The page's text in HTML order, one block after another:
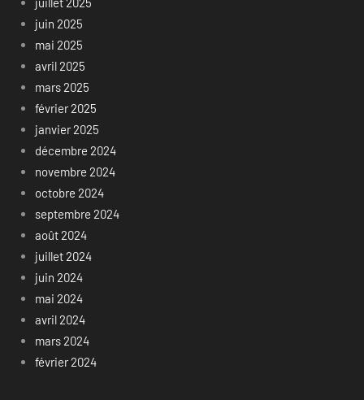
juin 2025
mai 2025
avril 2025
mars 2025
février 2025
janvier 2025
décembre 2024
novembre 2024
octobre 2024
septembre 2024
août 2024
juillet 2024
juin 2024
mai 2024
avril 2024
mars 2024
février 2024